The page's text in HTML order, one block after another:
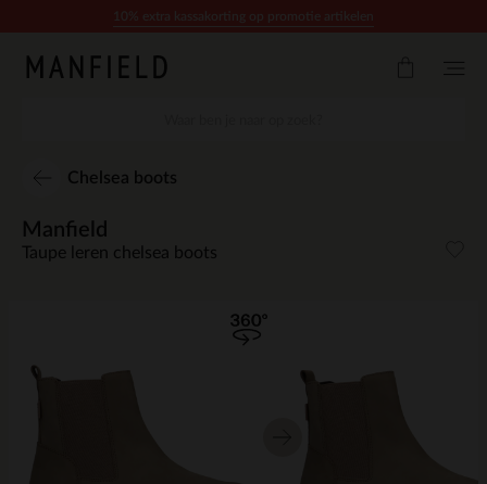
Chelsea boots
Manfield
Taupe leren chelsea boots